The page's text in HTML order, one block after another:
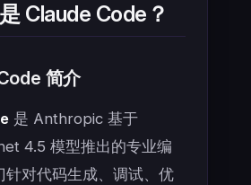
Claude Code？
简介
是 Anthropic 基于
4.5 模型推出的专业编
针对代码生成、调试、优